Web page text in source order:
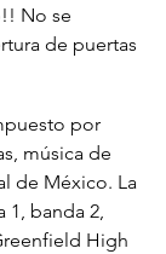
No se
de puertas
por
música de
de México. La
1, banda 2,
High